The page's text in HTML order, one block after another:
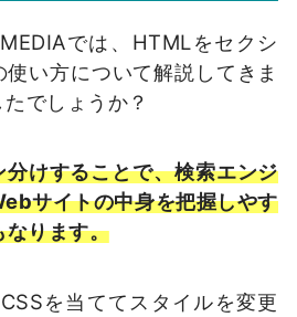
では、HTMLをセクシ
使い方について解説してきま
でしょうか？
けすることで、検索エンジ
サイトの中身を把握しやす
なります。
を当ててスタイルを変更